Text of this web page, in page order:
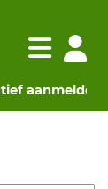
pagina)
aanmelden
Navigatie